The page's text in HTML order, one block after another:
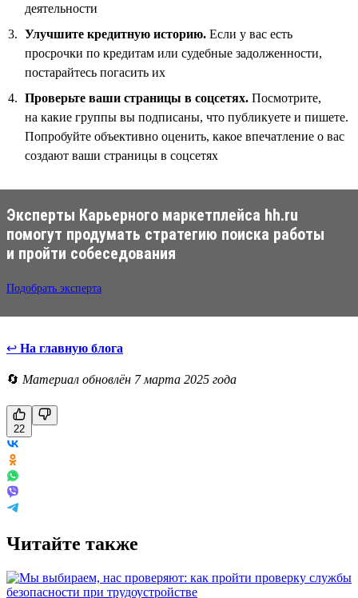
деятельности
Улучшите кредитную историю. Если у вас есть
просрочки по кредитам или судебные задолженности,
постарайтесь погасить их
Проверьте ваши страницы в соцсетях. Посмотрите,
на какие группы вы подписаны, что публикуете и пишете.
Попробуйте объективно оценить, какое впечатление о вас
создают ваши страницы в соцсетях
Эксперты Карьерного маркетплейса hh.ru
помогут продумать стратегию поиска работы
и пройти собеседования
Подобрать эксперта
↩ На главную блога
🔄 Материал обновлён 7 марта 2025 года
22
Читайте также